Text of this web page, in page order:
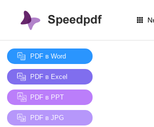
PDF в Word
PDF в Excel
PDF в PPT
PDF в JPG